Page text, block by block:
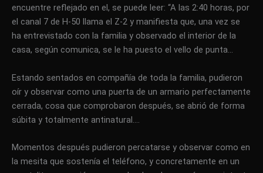
encuentre reflejado en el, se puede leer: “A las 2:40 horas, por
el canal 7 de H-50 llama el Z-2 y manifiesta que, una vez se
ha entrevistado con la familia y observado el interior de la
casa, según comunica, se le ha puesto el vello de punta…
Estando sentados en compañía de toda la familia, pudieron
oír y observar como una puerta de un armario perfectamente
cerrada, cosa que comprobaron después, se abrió de forma
súbita y totalmente antinatural….
Momentos después pudieron percatarse y observar como en
la mesita que sostenía el teléfono, y concretamente en un